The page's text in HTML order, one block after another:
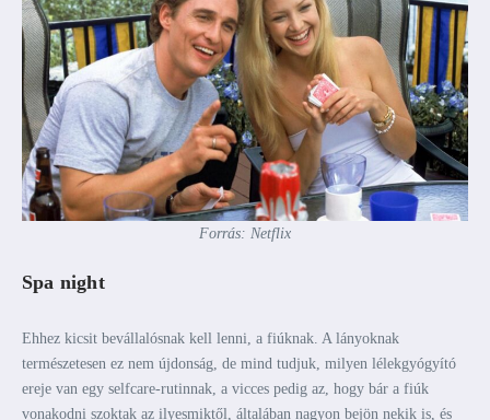
Forrás: Netflix
Spa night
Ehhez kicsit bevállalósnak kell lenni, a fiúknak. A lányoknak
természetesen ez nem újdonság, de mind tudjuk, milyen lélekgyógyító
ereje van egy selfcare-rutinnak, a vicces pedig az, hogy bár a fiúk
vonakodni szoktak az ilyesmiktől, általában nagyon bejön nekik is, és